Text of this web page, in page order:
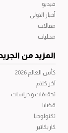
فيديو
أخبار الاولى
مقالات
محليات
المزيد من
كأس العالم 2026
آخر كلام
تحقيقات و دراسات
قضايا
تكنولوجيا
كاريكاتير